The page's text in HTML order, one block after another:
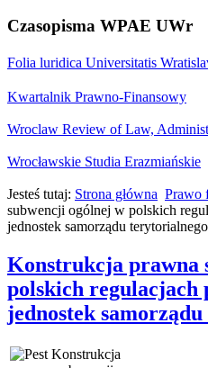
Czasopisma WPAE UWr
Folia luridica Universitatis
Kwartalnik Prawno-Finansowy
Wroclaw Review of Law,
Wrocławskie Studia Erazmiańskie
Jesteś tutaj: Strona główna Prawo
subwencji ogólnej w polskich
jednostek samorządu terytorialnego
Konstrukcja prawna
polskich regulacjach
jednostek